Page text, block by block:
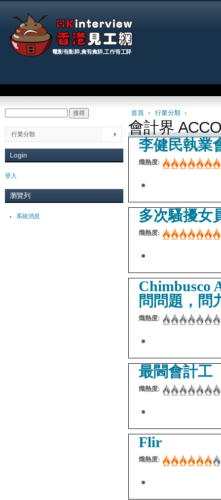
You are here
首頁› 行業分類›
會計界
李健民執業
熾熱度:
多次騷擾女
熾熱度:
Chimbusco
問問題，問
熾熱度:
最閪會計工
熾熱度:
Flir
熾熱度:
行業分類
Login
登入
瀏覽列
系統消息